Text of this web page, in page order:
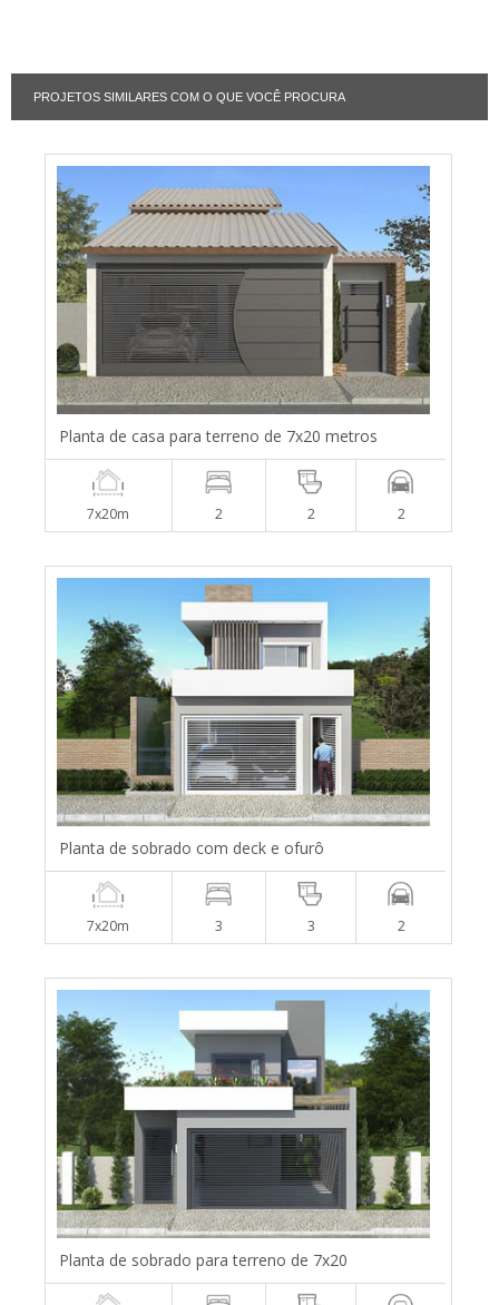
PROJETOS SIMILARES COM O QUE VOCÊ PROCURA
Planta de casa para terreno de 7x20 metros
7x20m 2 2 2
Planta de sobrado com deck e ofurô
7x20m 3 3 2
Planta de sobrado para terreno de 7x20